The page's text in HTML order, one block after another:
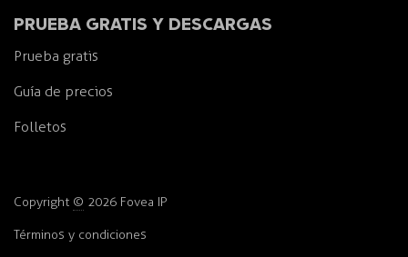
PRUEBA GRATIS Y DESCARGAS
Prueba gratis
Guía de precios
Folletos
Copyright © 2026 Fovea IP
Términos y condiciones